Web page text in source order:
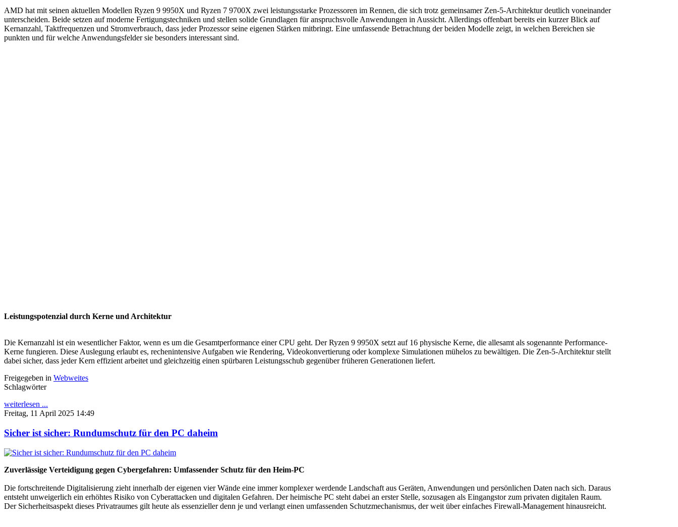
AMD hat mit seinen aktuellen Modellen Ryzen 9 9950X und Ryzen 7 9700X zwei leistungsstarke Prozessoren im Rennen, die sich trotz gemeinsamer Zen-5-Architektur deutlich voneinander
unterscheiden. Beide setzen auf moderne Fertigungstechniken und stellen solide Grundlagen für anspruchsvolle Anwendungen in Aussicht. Allerdings offenbart bereits ein kurzer Blick auf
Kernanzahl, Taktfrequenzen und Stromverbrauch, dass jeder Prozessor seine eigenen Stärken mitbringt. Eine umfassende Betrachtung der beiden Modelle zeigt, in welchen Bereichen sie
punkten und für welche Anwendungsfelder sie besonders interessant sind.
Leistungspotenzial durch Kerne und Architektur
Die Kernanzahl ist ein wesentlicher Faktor, wenn es um die Gesamtperformance einer CPU geht. Der Ryzen 9 9950X setzt auf 16 physische Kerne, die allesamt als sogenannte Performance-
Kerne fungieren. Diese Auslegung erlaubt es, rechenintensive Aufgaben wie Rendering, Videokonvertierung oder komplexe Simulationen mühelos zu bewältigen. Die Zen-5-Architektur stellt
dabei sicher, dass jeder Kern effizient arbeitet und gleichzeitig einen spürbaren Leistungsschub gegenüber früheren Generationen liefert.
Freigegeben in Webweites
Schlagwörter
weiterlesen ...
Freitag, 11 April 2025 14:49
Sicher ist sicher: Rundumschutz für den PC daheim
Zuverlässige Verteidigung gegen Cybergefahren: Umfassender Schutz für den Heim-PC
Die fortschreitende Digitalisierung zieht innerhalb der eigenen vier Wände eine immer komplexer werdende Landschaft aus Geräten, Anwendungen und persönlichen Daten nach sich. Daraus
entsteht unweigerlich ein erhöhtes Risiko von Cyberattacken und digitalen Gefahren. Der heimische PC steht dabei an erster Stelle, sozusagen als Eingangstor zum privaten digitalen Raum.
Der Sicherheitsaspekt dieses Privatraumes gilt heute als essenzieller denn je und verlangt einen umfassenden Schutzmechanismus, der weit über einfaches Firewall-Management hinausreicht.